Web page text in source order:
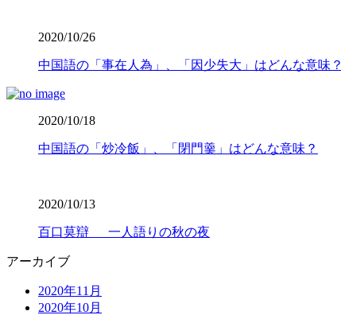
2020/10/26
中国語の「事在人為」、「因少失大」はどんな意味？
2020/10/18
中国語の「炒冷飯」、「閉門羹」はどんな意味？
2020/10/13
百口莫辯 一人語りの秋の夜
アーカイブ
2020年11月
2020年10月